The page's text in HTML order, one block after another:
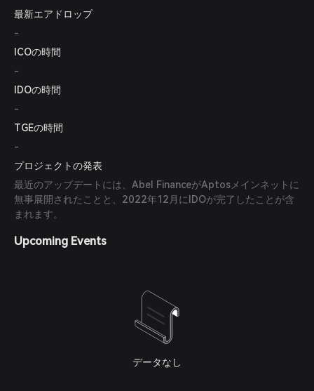
最新エアドロップ
-
ICOの時間
-
IDOの時間
-
TGEの時間
-
プロジェクトの発表
最近のアップデートには、Abel FinanceがAptosメインネットに
無事展開されたことと、2022年12月にIDOが完了したことが含
まれます。
Upcoming Events
データなし